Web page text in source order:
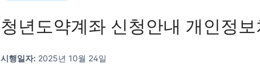
청년도약계좌 신청안내 개인정보
시행일자: 2025년 10월 24일